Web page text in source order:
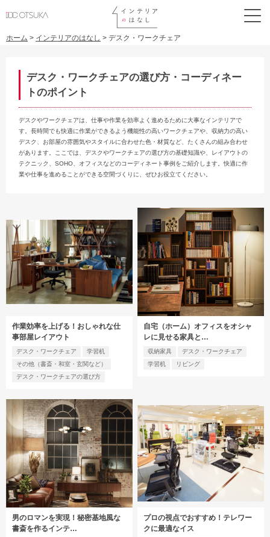
ホーム > インテリアのはなし > デスク・ワークチェア
デスク・ワークチェアの選び方・コーディネー
トのポイント
デスクやワークチェアは、仕事や作業を効率よく進めるために大事なインテリアで
す。長時間でも快適に作業ができるよう機能性の高いワークチェアや、収納力の高い
デスク、お部屋の雰囲気やスタイルに合わせた色・材質など、たくさんの組み合わせ
があります。ここでは、デスクやワークチェアの選び方の基礎知識や、レイアウトの
テクニック、SOHO、オフィスなどのコーディネート事例をご紹介します。快適に作
業や仕事を進めることができる空間づくりに、ぜひお役立てください。
作業効率を上げる！おしゃれな仕
事部屋レイアウト
デスク・ワークチェア
学習机
その他（書斎・和室・玄関など）
デスク・ワークチェアの選び方
自宅（ホーム）オフィスをオシャ
レに見せる家具と…
収納家具
デスク・ワークチェア
学習机
リビング
男のロマンを実現！秘密基地風な
書斎を作るインテ…
プロの視点でおすすめ！テレワー
クに最適なイス